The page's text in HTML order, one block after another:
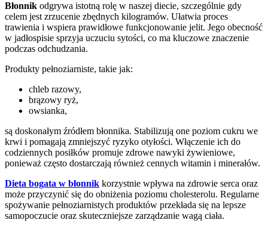
Błonnik odgrywa istotną rolę w naszej diecie, szczególnie gdy
celem jest zrzucenie zbędnych kilogramów. Ułatwia proces
trawienia i wspiera prawidłowe funkcjonowanie jelit. Jego obecność
w jadłospisie sprzyja uczuciu sytości, co ma kluczowe znaczenie
podczas odchudzania.
Produkty pełnoziarniste, takie jak:
chleb razowy,
brązowy ryż,
owsianka,
są doskonałym źródłem błonnika. Stabilizują one poziom cukru we
krwi i pomagają zmniejszyć ryzyko otyłości. Włączenie ich do
codziennych posiłków promuje zdrowe nawyki żywieniowe,
ponieważ często dostarczają również cennych witamin i minerałów.
Dieta bogata w błonnik korzystnie wpływa na zdrowie serca oraz
może przyczynić się do obniżenia poziomu cholesterolu. Regularne
spożywanie pełnoziarnistych produktów przekłada się na lepsze
samopoczucie oraz skuteczniejsze zarządzanie wagą ciała.